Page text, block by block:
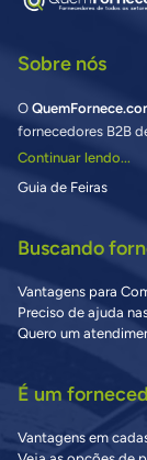
Sobre nós
O
fornecedores B2B
Continuar lendo...
Guia de Feiras
Buscando
Vantagens para
Preciso de ajuda
Quero um
É um
Vantagens em